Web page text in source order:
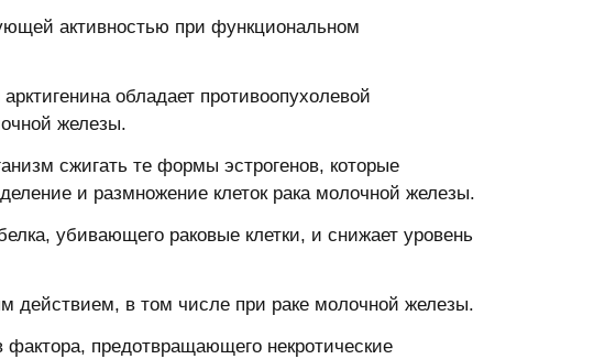
активностью при функциональном
обладает противоопухолевой
железы.
сжигать те формы эстрогенов, которые
и размножение клеток рака молочной железы.
убивающего раковые клетки, и снижает уровень
действием, в том числе при раке молочной железы.
предотвращающего некротические